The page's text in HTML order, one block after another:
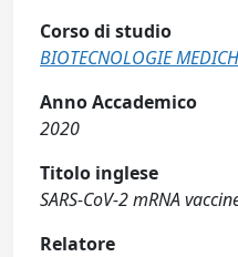
Corso di studio
BIOTECNOLOGIE
Anno Accademico
2020
Titolo inglese
SARS-CoV-2 mRNA
Relatore